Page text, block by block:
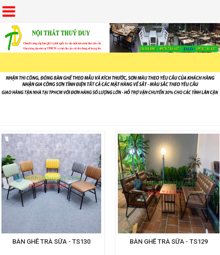
BÀN GHẾ TRÀ SỮA - TS130 BÀN GHẾ TRÀ SỮA - TS129